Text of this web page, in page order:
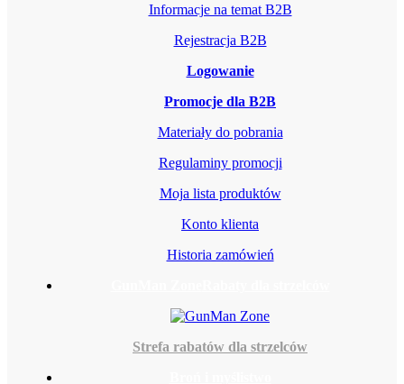
Informacje na temat B2B
Rejestracja B2B
Logowanie
Promocje dla B2B
Materiały do pobrania
Regulaminy promocji
Moja lista produktów
Konto klienta
Historia zamówień
Strefa rabatów dla strzelców